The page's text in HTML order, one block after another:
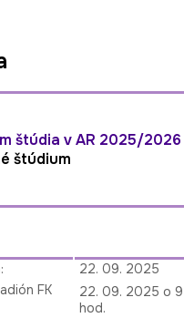
štúdia v AR 2025/2026
štúdium
22. 09. 2025
FK
22. 09. 2025 o
hod.